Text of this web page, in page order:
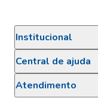
Institucional
Central de ajuda
Atendimento